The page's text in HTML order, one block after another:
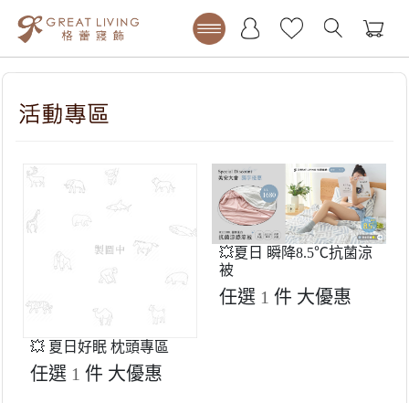
💥 夏日好眠 枕頭專區
任選 1 件 大優惠
💥夏日 瞬降8.5℃抗菌涼
被
任選 1 件 大優惠